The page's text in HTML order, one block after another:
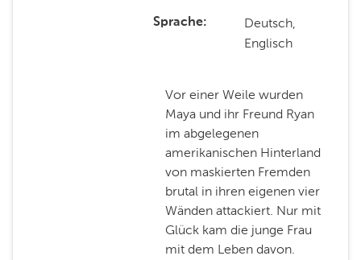
Sprache
Deutsch,
Englisch
Vor einer Weile wurden
Maya und ihr Freund Ryan
im abgelegenen
amerikanischen Hinterland
von maskierten Fremden
brutal in ihren eigenen vier
Wänden attackiert. Nur mit
Glück kam die junge Frau
mit dem Leben davon.